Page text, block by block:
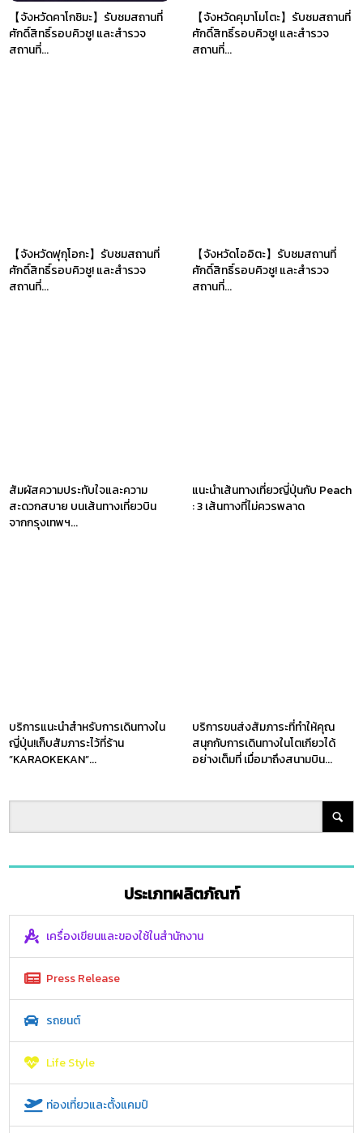
【จังหวัดคาโกชิมะ】รับชมสถานที่
ศักดิ์สิทธิ์รอบคิวชู! และสำรวจ
สถานที่...
【จังหวัดคุมาโมโตะ】รับชมสถานที่
ศักดิ์สิทธิ์รอบคิวชู! และสำรวจ
สถานที่...
【จังหวัดฟุกุโอกะ】รับชมสถานที่
ศักดิ์สิทธิ์รอบคิวชู! และสำรวจ
สถานที่...
【จังหวัดโออิตะ】รับชมสถานที่
ศักดิ์สิทธิ์รอบคิวชู! และสำรวจ
สถานที่...
สัมผัสความประทับใจและความ
สะดวกสบาย บนเส้นทางเที่ยวบิน
จากกรุงเทพฯ...
แนะนำเส้นทางเที่ยวญี่ปุ่นกับ Peach
: 3 เส้นทางที่ไม่ควรพลาด
บริการแนะนำสำหรับการเดินทางใน
ญี่ปุ่น!เก็บสัมภาระไว้ที่ร้าน
”KARAOKEKAN”...
บริการขนส่งสัมภาระที่ทำให้คุณ
สนุกกับการเดินทางในโตเกียวได้
อย่างเต็มที่ เมื่อมาถึงสนามบิน...
ประเภทผลิตภัณฑ์
เครื่องเขียนและของใช้ในสำนักงาน
Press Release
รถยนต์
Life Style
ท่องเที่ยวและตั้งแคมป์